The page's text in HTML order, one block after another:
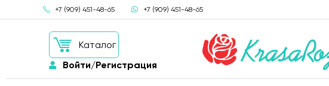
+7 (909) 451-48-65 +7 (909) 451-48-65
Каталог
Войти/Регистрация